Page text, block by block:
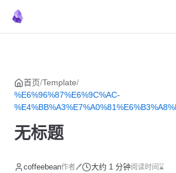
Skip to content
首页/Template/
%E6%96%87%E6%9C%AC-
无标题
coffeebean作者🖊 大约 1 分钟阅读时间⌛